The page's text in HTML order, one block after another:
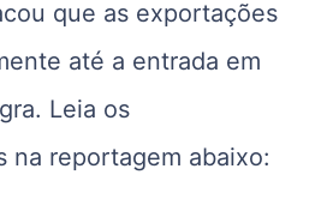
que as exportações
até a entrada em
Leia os
na reportagem abaixo: